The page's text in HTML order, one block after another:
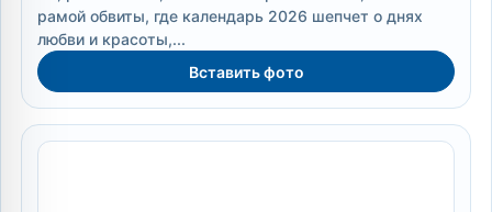
рамой обвиты, где календарь 2026 шепчет о днях
любви и красоты,...
Вставить фото